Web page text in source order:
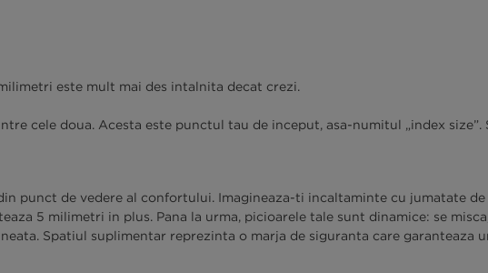
este mult mai des intalnita decat crezi.
cele doua. Acesta este punctul tau de inceput, asa-numitul „index
punct de vedere al confortului. Imagineaza-ti incaltaminte cu jumatate
5 milimetri in plus. Pana la urma, picioarele tale sunt dinamice: se
Spatiul suplimentar reprezinta o marja de siguranta care garanteaza